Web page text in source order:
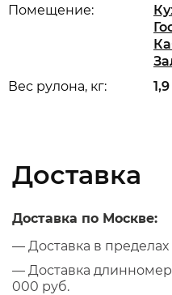
Вес рулона, кг: 1,9
Помещение:
Доставка
Доставка по Москве:
— Доставка в
— Доставка
000 руб.